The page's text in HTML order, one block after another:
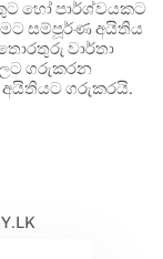
හෝ පාර්ශ්වයකට
සම්පූර්ණ අයිතිය
වාර්තා
ගරුකරන
අයිතියට ගරුකරයි.